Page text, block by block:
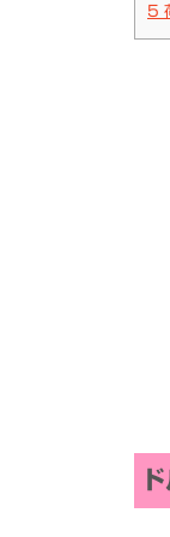
5